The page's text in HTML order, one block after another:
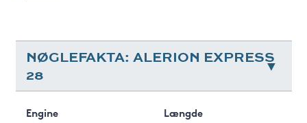
NØGLEFAKTA: ALERION EXPRESS
28
Engine
Længde